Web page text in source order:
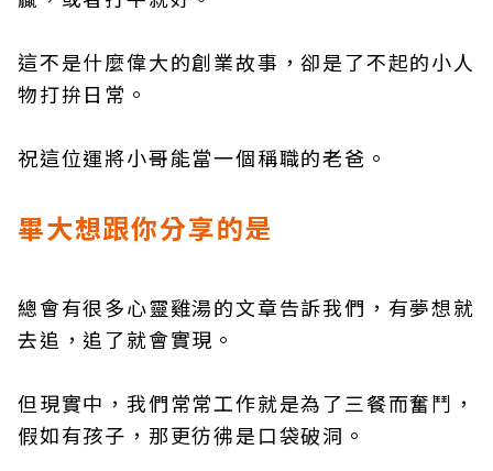
這不是什麼偉大的創業故事，卻是了不起的小人
物打拚日常。
祝這位運將小哥能當一個稱職的老爸。
畢大想跟你分享的是
總會有很多心靈雞湯的文章告訴我們，有夢想就
去追，追了就會實現。
但現實中，我們常常工作就是為了三餐而奮鬥，
假如有孩子，那更彷彿是口袋破洞。